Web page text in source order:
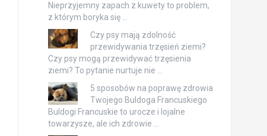
Nieprzyjemny zapach z kuwety to problem,
z którym boryka się …
Czy psy mają zdolność
przewidywania trzęsień ziemi?
Czy psy mogą przewidywać trzęsienia
ziemi? To pytanie nurtuje nie …
5 sposobów na poprawę zdrowia
Twojego Buldoga Francuskiego
Buldogi Francuskie to urocze i lojalne
towarzysze, ale ich zdrowie …